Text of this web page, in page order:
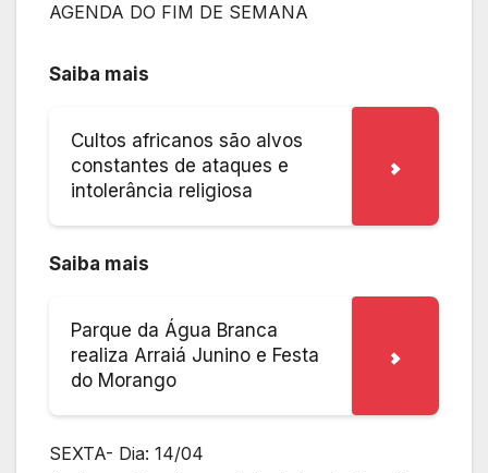
AGENDA DO FIM DE SEMANA
Saiba mais
Cultos africanos são alvos
constantes de ataques e
intolerância religiosa
Saiba mais
Parque da Água Branca
realiza Arraiá Junino e Festa
do Morango
SEXTA- Dia: 14/04